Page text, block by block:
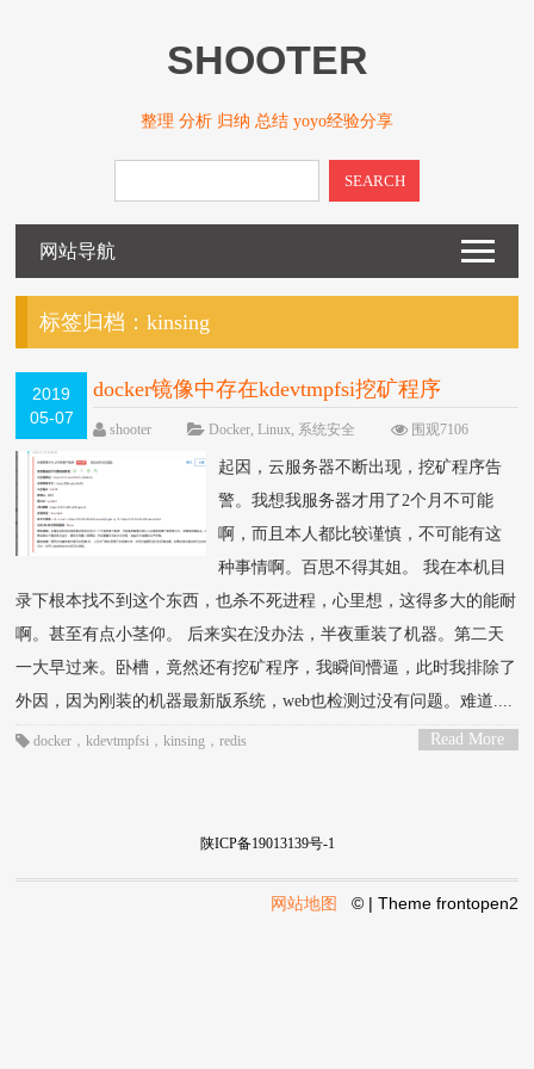
SHOOTER
整理 分析 归纳 总结 yoyo经验分享
SEARCH
网站导航
标签归档：kinsing
2019
05-07
docker镜像中存在kdevtmpfsi挖矿程序
shooter Docker,Linux, 系统安全
围观7106
起因，云服务器不断出现，挖矿程序告
警。我想我服务器才用了2个月不可能
啊，而且本人都比较谨慎，不可能有这
种事情啊。百思不得其姐。 我在本机目
录下根本找不到这个东西，也杀不死进程，心里想，这得多大的能耐
啊。甚至有点小茎仰。 后来实在没办法，半夜重装了机器。第二天
一大早过来。卧槽，竟然还有挖矿程序，我瞬间懵逼，此时我排除了
外因，因为刚装的机器最新版系统，web也检测过没有问题。难道....
Read More
docker ，kdevtmpfsi ，kinsing ，redis
陕ICP备19013139号-1
网站地图 © | Theme frontopen2